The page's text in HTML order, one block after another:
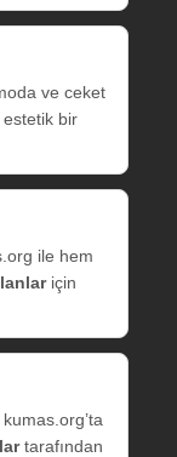
ve ceket
bir
ile hem
için
tarafından